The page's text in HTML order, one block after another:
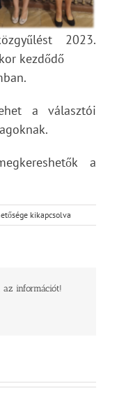
2023.
kezdődő
a választói
a
kikapcsolva
az információt!